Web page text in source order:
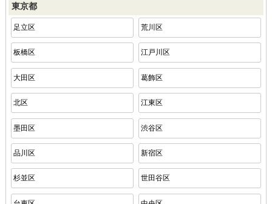
東京都
足立区 荒川区
板橋区 江戸川区
大田区 葛飾区
北区 江東区
墨田区 渋谷区
品川区 新宿区
杉並区 世田谷区